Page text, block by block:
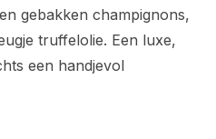
gebakken champignons,
truffelolie. Een luxe,
een handjevol